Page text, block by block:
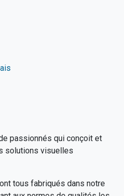
passionnés qui conçoit et
visuelles
tous fabriqués dans notre